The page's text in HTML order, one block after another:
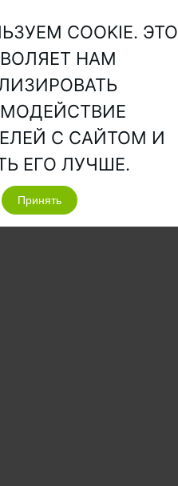
COOKIE. ЭТО
НАМ
С САЙТОМ И
ЕГО ЛУЧШЕ.
Принять